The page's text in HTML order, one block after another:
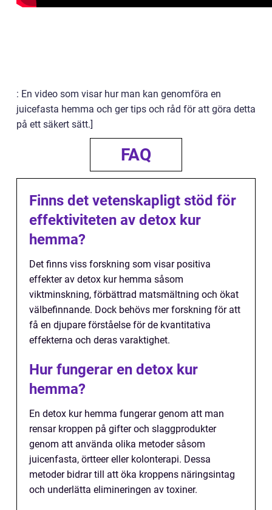
: En video som visar hur man kan genomföra en
juicefasta hemma och ger tips och råd för att göra detta
på ett säkert sätt.]
FAQ
Finns det vetenskapligt stöd för
effektiviteten av detox kur
hemma?
Det finns viss forskning som visar positiva
effekter av detox kur hemma såsom
viktminskning, förbättrad matsmältning och ökat
välbefinnande. Dock behövs mer forskning för att
få en djupare förståelse för de kvantitativa
effekterna och deras varaktighet.
Hur fungerar en detox kur
hemma?
En detox kur hemma fungerar genom att man
rensar kroppen på gifter och slaggprodukter
genom att använda olika metoder såsom
juicenfasta, örtteer eller kolonterapi. Dessa
metoder bidrar till att öka kroppens näringsintag
och underlätta elimineringen av toxiner.